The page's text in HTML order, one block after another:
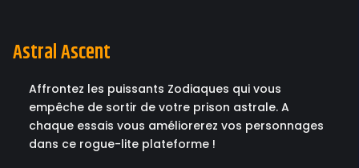
Astral Ascent
Affrontez les puissants Zodiaques qui vous
empêche de sortir de votre prison astrale. A
chaque essais vous améliorerez vos personnages
dans ce rogue-lite plateforme !